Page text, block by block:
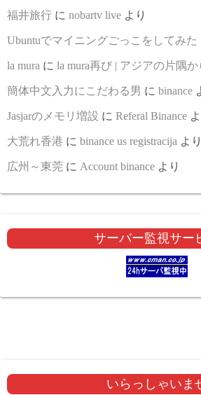
福井旅行 に nobartv live より
Ubuntuでマイニングごっこをしてみた
la mura に la mura再び | アジアの片隅か
簡体中文入力にこだわる男 に binance
Jasjarのメモリ増設 に Referal Binance
大荒れ香港 に binance us registracija より
広州～東莞 に Account binance より
サーバー監視サー
いらっしゃいま